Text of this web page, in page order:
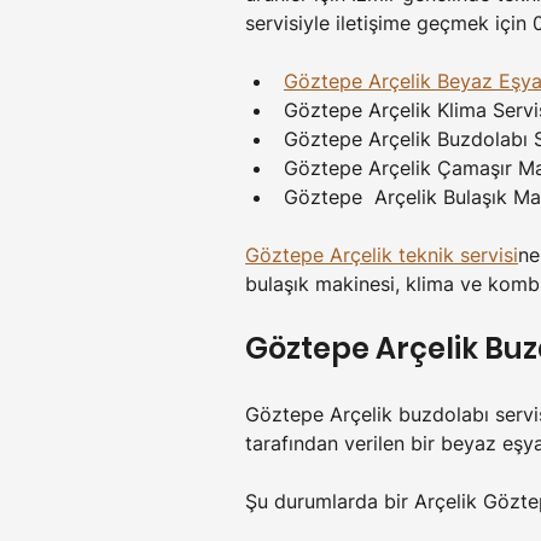
servisiyle iletişime geçmek için
Göztepe Arçelik Beyaz
Göztepe Arçelik Klima
Göztepe Arçelik Buzdolabı
Göztepe Arçelik Çamaşır
Göztepe  Arçelik Bulaşık
Göztepe Arçelik teknik servisi
bulaşık makinesi, klima ve
Göztepe Arçelik
Göztepe Arçelik buzdolabı
tarafından verilen bir beyaz
Şu durumlarda bir Arçelik